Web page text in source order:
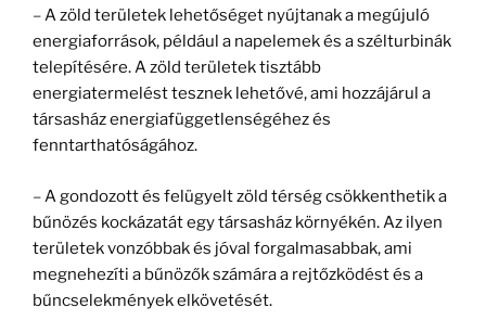
–A zöld területek lehetőséget nyújtanak a megújuló
energiaforrások, például a napelemek és a szélturbinák
telepítésére. A zöld területek tisztább
energiatermelést tesznek lehetővé, ami hozzájárul a
társasház energiafüggetlenségéhez és
fenntarthatóságához.
–A gondozott és felügyelt zöld térségcsökkenthetik a
bűnözés kockázatát egy társasház környékén. Az ilyen
területek vonzóbbak és jóval forgalmasabbak, ami
megnehezíti a bűnözők számára a rejtőzködést és a
bűncselekmények elkövetését.